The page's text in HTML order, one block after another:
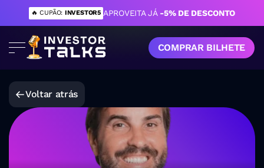
🔥 CUPÃO: INVESTOR5 APROVEITA JÁ -5% DE DESCONTO
COMPRAR BILHETE
Voltar atrás